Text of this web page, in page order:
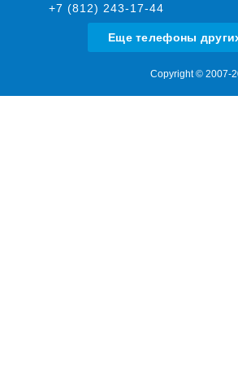
+7 (812) 243-17-44
Еще телефоны
Copyright © 2007-